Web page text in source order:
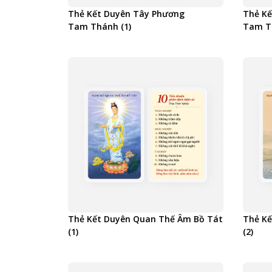
Thẻ Kết Duyên Tây Phương
Tam Thánh (1)
Thẻ
Tam
Thẻ Kết Duyên Quan Thế Âm Bồ Tát
(1)
Thẻ
(2)